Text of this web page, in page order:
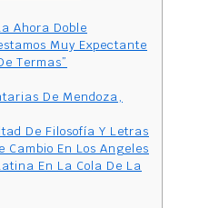
Ahora Doble
Muy Expectante
Termas”
De Mendoza,
De Filosofía Y Letras
Cambio En Los Angeles
En La Cola De La